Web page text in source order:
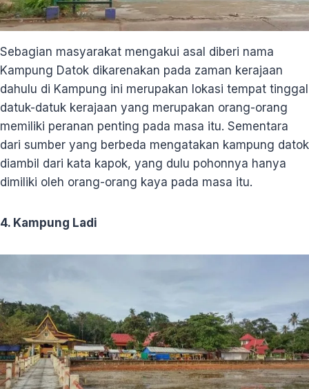
Sebagian masyarakat mengakui asal diberi nama
Kampung Datok dikarenakan pada zaman kerajaan
dahulu di Kampung ini merupakan lokasi tempat tinggal
datuk-datuk kerajaan yang merupakan orang-orang
memiliki peranan penting pada masa itu. Sementara
dari sumber yang berbeda mengatakan kampung datok
diambil dari kata kapok, yang dulu pohonnya hanya
dimiliki oleh orang-orang kaya pada masa itu.
4. Kampung Ladi